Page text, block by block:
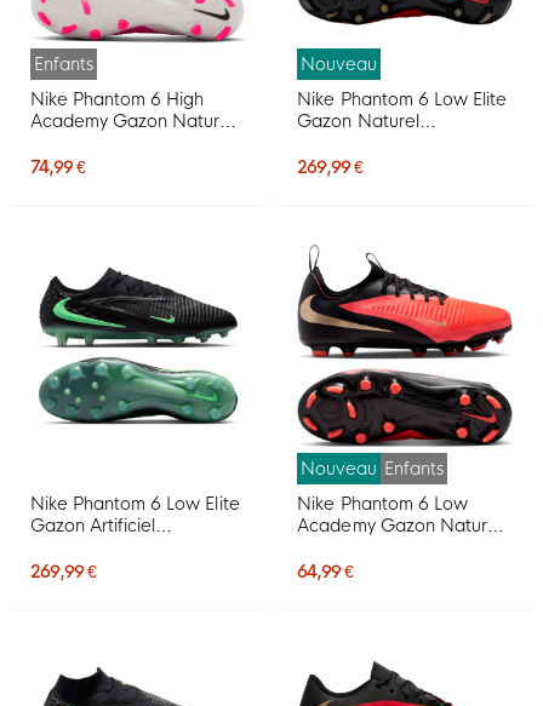
Enfants
Nike Phantom 6 High
Academy Gazon Naturel
Foot (MG) Enfants Blanc
74,99 €
Nouveau
Nike Phantom 6 Low Elite
Gazon Naturel
Noir Rouge Vif Doré
269,99 €
Nike Phantom 6 Low Elite
Gazon Artificiel
Noir Vert Vif
269,99 €
Nouveau Enfants
Nike Phantom 6 Low
Academy Gazon Naturel
Foot (MG) Enfants Noir
64,99 €